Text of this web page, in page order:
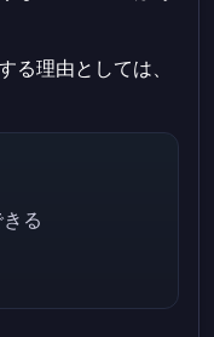
る理由としては、
る